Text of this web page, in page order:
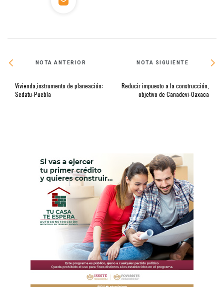
NOTA ANTERIOR
Vivienda,instrumento de planeación:
Sedatu-Puebla
NOTA SIGUIENTE
Reducir impuesto a la construcción,
objetivo de Canadevi-Oaxaca